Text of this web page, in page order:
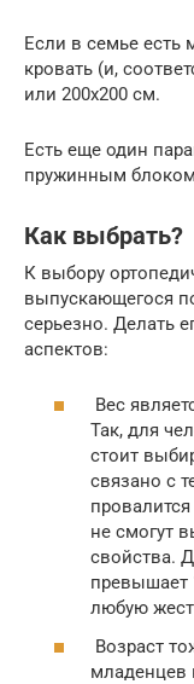
Если в семье есть
кровать (и,
или 200х200 см.
Есть еще один
пружинным блоком
Как выбрать?
К выбору
выпускающегося
серьезно. Делать
аспектов:
Вес
Так, для
стоит
связано с
не смогут
свойства.
превышает
любую
Возраст
младенцев